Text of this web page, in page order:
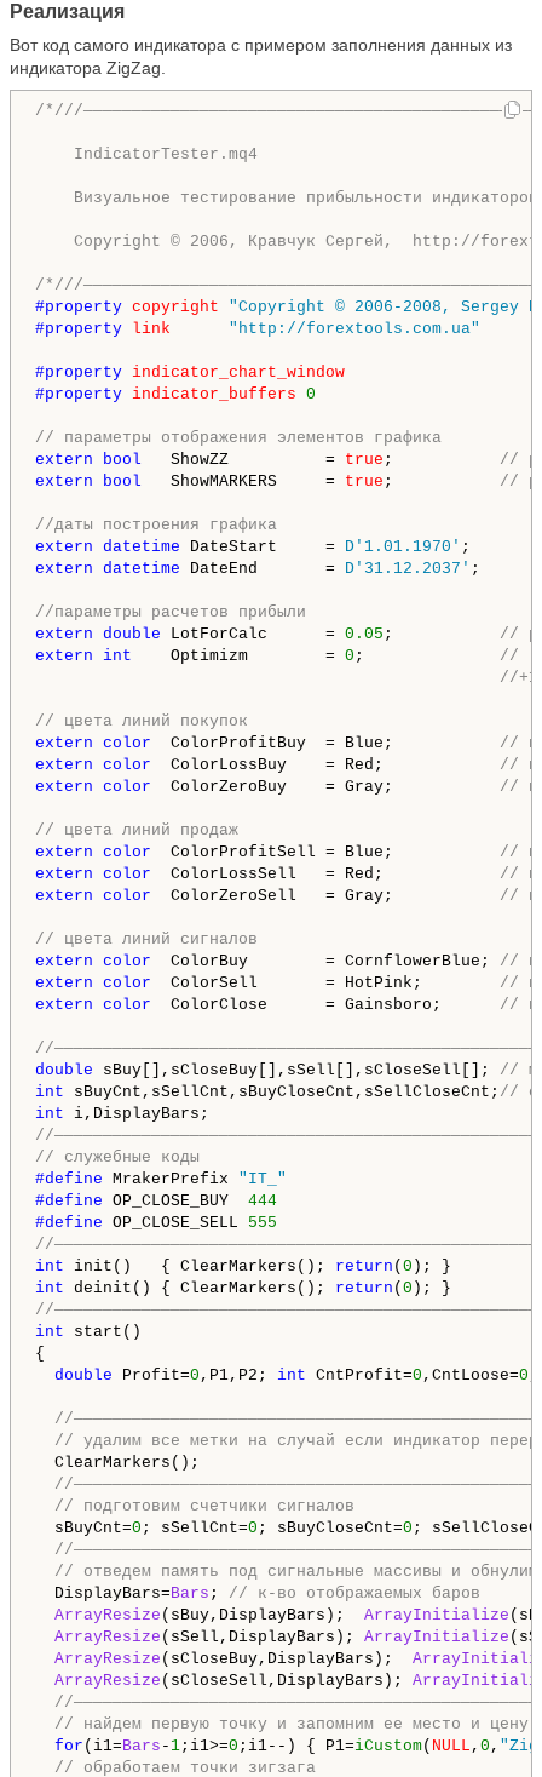
Реализация
Вот код самого индикатора с примером заполнения данных из
индикатора ZigZag
/*///
IndicatorTester.mq4
Визуальное тестирование прибыльности
Copyright © 2006, Кравчук Сергей,  http://
/*///
#property copyright
"Copyright © 2006-2008,
#property link "http://forextools.com.ua"
#property indicator_chart_window
#property indicator_buffers 0
// параметры отображения элементов графика
extern
bool ShowZZ          = true ; //
extern
bool ShowMARKERS     = true ; //
//даты построения графика
extern datetime DateStart     = D'1.01.1970'
extern datetime DateEnd       = D'31.12.2037' ;
//параметры расчетов прибыли
extern double LotForCalc      = 0.05 ; //
extern
int Optimizm        = 0 ; // -
//+1-
// цвета линий покупок
extern color ColorProfitBuy  = Blue; //
extern color ColorLossBuy    = Red; //
extern color ColorZeroBuy    = Gray; //
// цвета линий продаж
extern color ColorProfitSell = Blue; //
extern color ColorLossSell   = Red; //
extern color ColorZeroSell   = Gray; //
// цвета линий сигналов
extern color ColorBuy        = CornflowerBlue; //
extern color ColorSell       = HotPink; //
extern color ColorClose      = Gainsboro; //
//
double sBuy[],sCloseBuy[],sSell[],sCloseSell[]; //
int sBuyCnt,sSellCnt,sBuyCloseCnt,sSellCloseCnt; //
int
//
// служебные коды
#define MrakerPrefix "IT_"
#define OP_CLOSE_BUY 444
#define OP_CLOSE_SELL 555
//
int init()   { ClearMarkers(); return ( 0
int deinit() { ClearMarkers(); return ( 0
//
int start()
{
double Profit=0 ,P1,P2; int CntProfit=0 ,CntLoose=0
//
// удалим все метки на случай если индикатор
ClearMarkers();
//
// подготовим счетчики сигналов
sBuyCnt=0 ; sSellCnt=0 ; sBuyCloseCnt=0 ;
//
// отведем память под сигнальные массивы и
DisplayBars=Bars ; // к-во отображаемых баров
ArrayResize (sBuy,DisplayBars); ArrayInitialize
ArrayResize (sSell,DisplayBars); ArrayInitialize
ArrayResize (sCloseBuy,DisplayBars);
ArrayResize (sCloseSell,DisplayBars);
//
// найдем первую точку и запомним ее место и цену
for (i1=Bars - 1;i1>=0 ;i1--) { P1=iCustom( NULL , 0 ,
// обработаем точки зигзага